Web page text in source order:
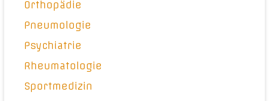
Orthopädie
Pneumologie
Psychiatrie
Rheumatologie
Sportmedizin